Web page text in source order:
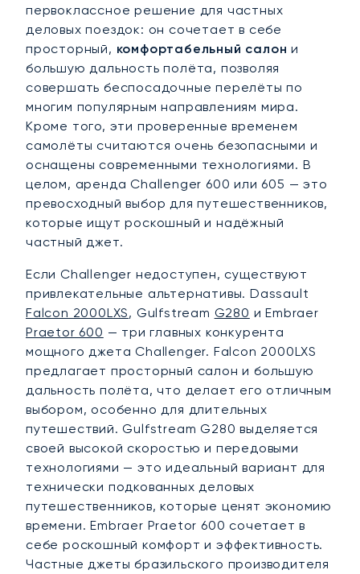
первоклассное решение для частных
деловых поездок: он сочетает в себе
просторный, комфортабельный салон и
большую дальность полёта, позволяя
совершать беспосадочные перелёты по
многим популярным направлениям мира.
Кроме того, эти проверенные временем
самолёты считаются очень безопасными и
оснащены современными технологиями. В
целом, аренда Challenger 600 или 605 — это
превосходный выбор для путешественников,
которые ищут роскошный и надёжный
частный джет.
Если Challenger недоступен, существуют
привлекательные альтернативы. Dassault
Falcon 2000LXS, Gulfstream G280 и Embraer
Praetor 600 — три главных конкурента
мощного джета Challenger. Falcon 2000LXS
предлагает просторный салон и большую
дальность полёта, что делает его отличным
выбором, особенно для длительных
путешествий. Gulfstream G280 выделяется
своей высокой скоростью и передовыми
технологиями — это идеальный вариант для
технически подкованных деловых
путешественников, которые ценят экономию
времени. Embraer Praetor 600 сочетает в
себе роскошный комфорт и эффективность.
Частные джеты бразильского производителя